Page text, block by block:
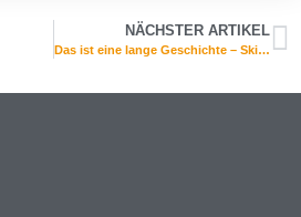
NÄCHSTER ARTIKEL
Das ist eine lange Geschichte – Skiexkursion 2019